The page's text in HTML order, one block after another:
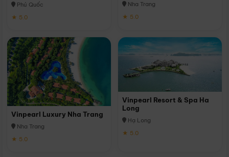
Phú Quốc
★ 5.0
Nha Trang
★ 5.0
Vinpearl Luxury Nha Trang
Nha Trang
★ 5.0
Vinpearl Resort & Spa Ha
Long
Hạ Long
★ 5.0